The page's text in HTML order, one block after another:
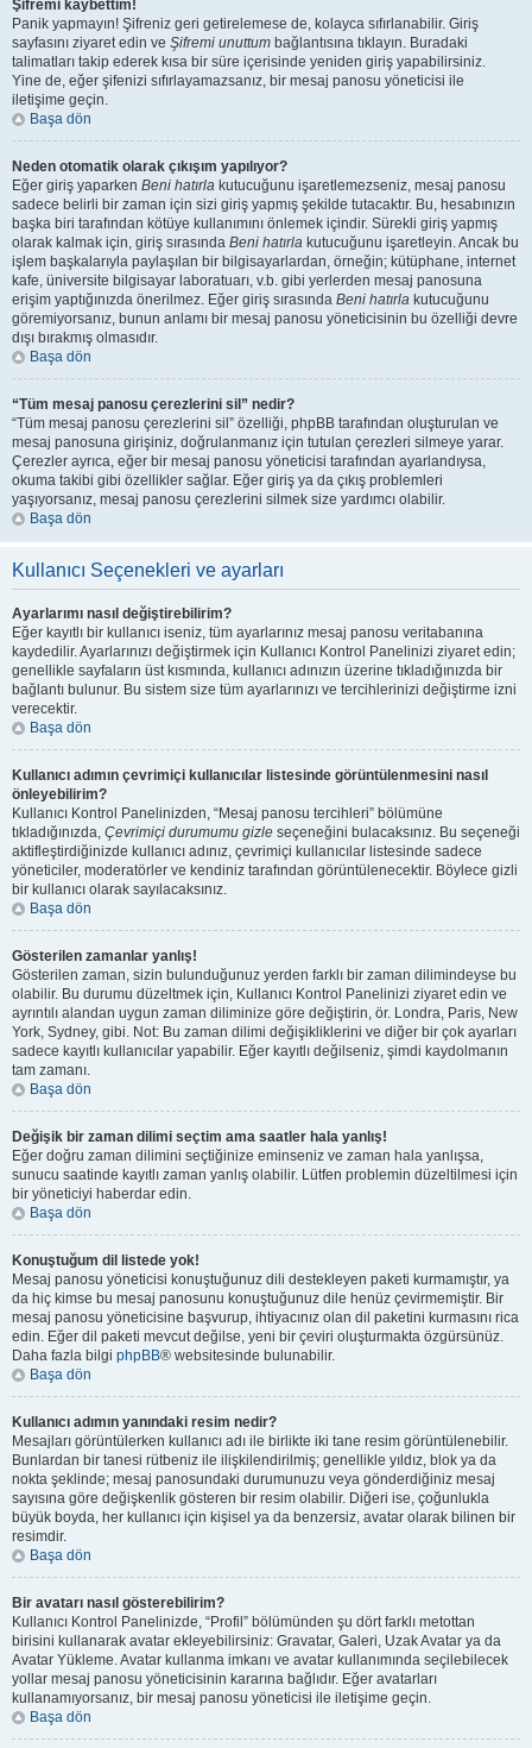
Şifremi kaybettim!
Panik yapmayın! Şifreniz geri getirelemese de, kolayca sıfırlanabilir. Giriş
sayfasını ziyaret edin ve Şifremi unuttum bağlantısına tıklayın. Buradaki
talimatları takip ederek kısa bir süre içerisinde yeniden giriş yapabilirsiniz.
Yine de, eğer şifenizi sıfırlayamazsanız, bir mesaj panosu yöneticisi ile
iletişime geçin.
Başa dön
Neden otomatik olarak çıkışım yapılıyor?
Eğer giriş yaparken Beni hatırla kutucuğunu işaretlemezseniz, mesaj panosu
sadece belirli bir zaman için sizi giriş yapmış şekilde tutacaktır. Bu, hesabınızın
başka biri tarafından kötüye kullanımını önlemek içindir. Sürekli giriş yapmış
olarak kalmak için, giriş sırasında Beni hatırla kutucuğunu işaretleyin. Ancak bu
işlem başkalarıyla paylaşılan bir bilgisayarlardan, örneğin; kütüphane, internet
kafe, üniversite bilgisayar laboratuarı, v.b. gibi yerlerden mesaj panosuna
erişim yaptığınızda önerilmez. Eğer giriş sırasında Beni hatırla kutucuğunu
göremiyorsanız, bunun anlamı bir mesaj panosu yöneticisinin bu özelliği devre
dışı bırakmış olmasıdır.
Başa dön
“Tüm mesaj panosu çerezlerini sil” nedir?
“Tüm mesaj panosu çerezlerini sil” özelliği, phpBB tarafından oluşturulan ve
mesaj panosuna girişiniz, doğrulanmanız için tutulan çerezleri silmeye yarar.
Çerezler ayrıca, eğer bir mesaj panosu yöneticisi tarafından ayarlandıysa,
okuma takibi gibi özellikler sağlar. Eğer giriş ya da çıkış problemleri
yaşıyorsanız, mesaj panosu çerezlerini silmek size yardımcı olabilir.
Başa dön
Kullanıcı Seçenekleri ve ayarları
Ayarlarımı nasıl değiştirebilirim?
Eğer kayıtlı bir kullanıcı iseniz, tüm ayarlarınız mesaj panosu veritabanına
kaydedilir. Ayarlarınızı değiştirmek için Kullanıcı Kontrol Panelinizi ziyaret edin;
genellikle sayfaların üst kısmında, kullanıcı adınızın üzerine tıkladığınızda bir
bağlantı bulunur. Bu sistem size tüm ayarlarınızı ve tercihlerinizi değiştirme izni
verecektir.
Başa dön
Kullanıcı adımın çevrimiçi kullanıcılar listesinde görüntülenmesini nasıl
önleyebilirim?
Kullanıcı Kontrol Panelinizden, “Mesaj panosu tercihleri” bölümüne
tıkladığınızda, Çevrimiçi durumumu gizle seçeneğini bulacaksınız. Bu seçeneği
aktifleştirdiğinizde kullanıcı adınız, çevrimiçi kullanıcılar listesinde sadece
yöneticiler, moderatörler ve kendiniz tarafından görüntülenecektir. Böylece gizli
bir kullanıcı olarak sayılacaksınız.
Başa dön
Gösterilen zamanlar yanlış!
Gösterilen zaman, sizin bulunduğunuz yerden farklı bir zaman dilimindeyse bu
olabilir. Bu durumu düzeltmek için, Kullanıcı Kontrol Panelinizi ziyaret edin ve
ayrıntılı alandan uygun zaman diliminize göre değiştirin, ör. Londra, Paris, New
York, Sydney, gibi. Not: Bu zaman dilimi değişikliklerini ve diğer bir çok ayarları
sadece kayıtlı kullanıcılar yapabilir. Eğer kayıtlı değilseniz, şimdi kaydolmanın
tam zamanı.
Başa dön
Değişik bir zaman dilimi seçtim ama saatler hala yanlış!
Eğer doğru zaman dilimini seçtiğinize eminseniz ve zaman hala yanlışsa,
sunucu saatinde kayıtlı zaman yanlış olabilir. Lütfen problemin düzeltilmesi için
bir yöneticiyi haberdar edin.
Başa dön
Konuştuğum dil listede yok!
Mesaj panosu yöneticisi konuştuğunuz dili destekleyen paketi kurmamıştır, ya
da hiç kimse bu mesaj panosunu konuştuğunuz dile henüz çevirmemiştir. Bir
mesaj panosu yöneticisine başvurup, ihtiyacınız olan dil paketini kurmasını rica
edin. Eğer dil paketi mevcut değilse, yeni bir çeviri oluşturmakta özgürsünüz.
Daha fazla bilgi phpBB® websitesinde bulunabilir.
Başa dön
Kullanıcı adımın yanındaki resim nedir?
Mesajları görüntülerken kullanıcı adı ile birlikte iki tane resim görüntülenebilir.
Bunlardan bir tanesi rütbeniz ile ilişkilendirilmiş; genellikle yıldız, blok ya da
nokta şeklinde; mesaj panosundaki durumunuzu veya gönderdiğiniz mesaj
sayısına göre değişkenlik gösteren bir resim olabilir. Diğeri ise, çoğunlukla
büyük boyda, her kullanıcı için kişisel ya da benzersiz, avatar olarak bilinen bir
resimdir.
Başa dön
Bir avatarı nasıl gösterebilirim?
Kullanıcı Kontrol Panelinizde, “Profil” bölümünden şu dört farklı metottan
birisini kullanarak avatar ekleyebilirsiniz: Gravatar, Galeri, Uzak Avatar ya da
Avatar Yükleme. Avatar kullanma imkanı ve avatar kullanımında seçilebilecek
yollar mesaj panosu yöneticisinin kararına bağlıdır. Eğer avatarları
kullanamıyorsanız, bir mesaj panosu yöneticisi ile iletişime geçin.
Başa dön